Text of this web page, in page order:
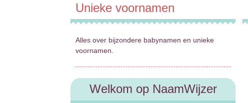
Unieke voornamen
Alles over bijzondere babynamen en unieke
voornamen.
Welkom op NaamWijzer